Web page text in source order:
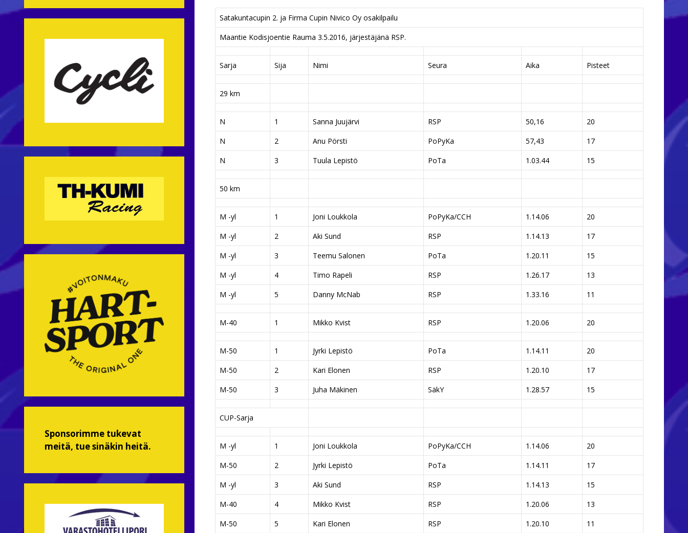
Satakuntacupin 2. ja Firma Cupin Nivico Oy osakilpailu
Maantie Kodisjoentie Rauma 3.5.2016, järjestäjänä RSP.
Sarja Sija Nimi Seura Aika Pisteet
29 km
N 1 Sanna Juujärvi RSP 50,16
20
N
2 Anu Pörsti PoPyKa 57,43
17
N
3 Tuula Lepistö PoTa 1.03.44 15
50 km
M -yl 1 Joni Loukkola PoPyKa/CCH 1.14.06
20
M -yl
2 Aki Sund RSP 1.14.13
17
M -yl
3 Teemu Salonen PoTa 1.20.11
15
M -yl
4 Timo Rapeli RSP 1.26.17
13
M -yl
5 Danny McNab RSP 1.33.16 11
M-40 1 Mikko Kvist RSP 1.20.06 20
M-50 1 Jyrki Lepistö PoTa 1.14.11
20
M-50
2 Kari Elonen RSP 1.20.10
17
M-50
3 Juha Mäkinen SäkY 1.28.57 15
CUP-Sarja
M -yl 1 Joni Loukkola PoPyKa/CCH 1.14.06
20
M-50
2 Jyrki Lepistö PoTa 1.14.11
17
M -yl
3 Aki Sund RSP 1.14.13
15
M-40
4 Mikko Kvist RSP 1.20.06
13
M-50
5 Kari Elonen RSP 1.20.10
11
Sponsorimme tukevat
meitä, tue sinäkin heitä.